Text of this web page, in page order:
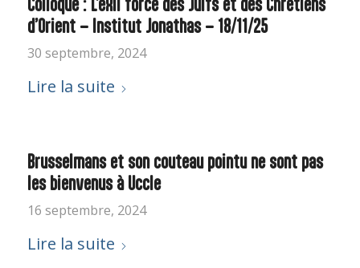
Colloque : L’exil forcé des Juifs et des Chrétiens
d’Orient – Institut Jonathas – 18/11/25
30 septembre, 2024
Lire la suite
Brusselmans et son couteau pointu ne sont pas
les bienvenus à Uccle
16 septembre, 2024
Lire la suite